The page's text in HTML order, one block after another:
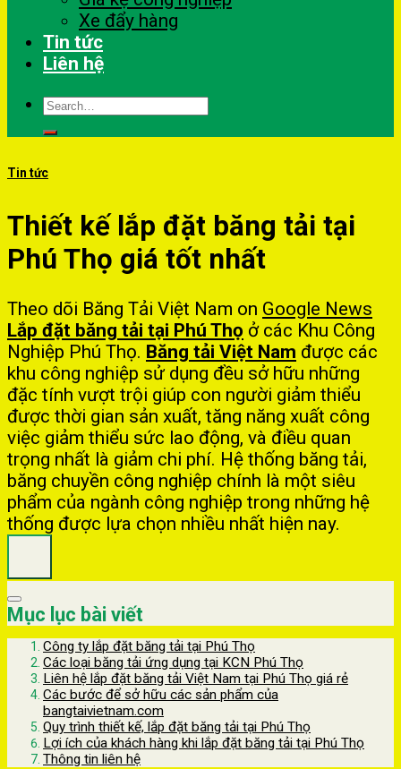
Xe đẩy hàng
Tin tức
Liên hệ
Search
Tin tức
Thiết kế lắp đặt băng tải tại
Phú Thọ giá tốt nhất
Theo dõi Băng Tải Việt Nam on Google News
Lắp đặt băng tải tại Phú Thọ ở các Khu Công
Nghiệp Phú Thọ. Băng tải Việt Nam được các
khu công nghiệp sử dụng đều sở hữu những
đặc tính vượt trội giúp con người giảm thiểu
được thời gian sản xuất, tăng năng xuất công
việc giảm thiểu sức lao động, và điều quan
trọng nhất là giảm chi phí. Hệ thống băng tải,
băng chuyền công nghiệp chính là một siêu
phẩm của ngành công nghiệp trong những hệ
thống được lựa chọn nhiều nhất hiện nay.
Mục lục bài viết
Công ty lắp đặt băng tải tại Phú Thọ
Các loại băng tải ứng dụng tại KCN Phú Thọ
Liên hệ lắp đặt băng tải Việt Nam tại Phú Thọ giá rẻ
Các bước để sở hữu các sản phẩm của
bangtaivietnam.com
Quy trình thiết kế, lắp đặt băng tải tại Phú Thọ
Lợi ích của khách hàng khi lắp đặt băng tải tại Phú Thọ
Thông tin liên hệ